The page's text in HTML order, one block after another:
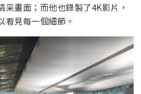
采畫面；而他也錄製了4K影片，
看見每一個細節。